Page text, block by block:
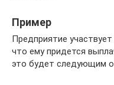
Пример
Предприятие
что ему придется
это будет следующим